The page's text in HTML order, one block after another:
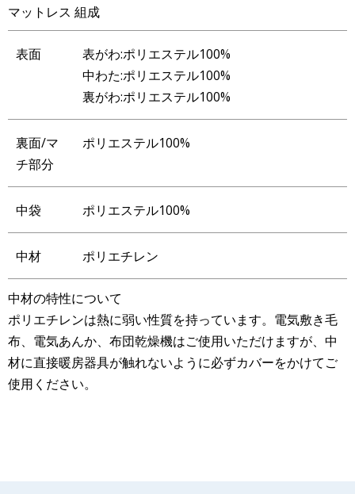
マットレス 組成
表面
表がわ:ポリエステル100%
中わた:ポリエステル100%
裏がわ:ポリエステル100%
裏面/マ
チ部分
ポリエステル100%
中袋 ポリエステル100%
中材 ポリエチレン
中材の特性について
ポリエチレンは熱に弱い性質を持っています。電気敷き毛
布、電気あんか、布団乾燥機はご使用いただけますが、中
材に直接暖房器具が触れないように必ずカバーをかけてご
使用ください。